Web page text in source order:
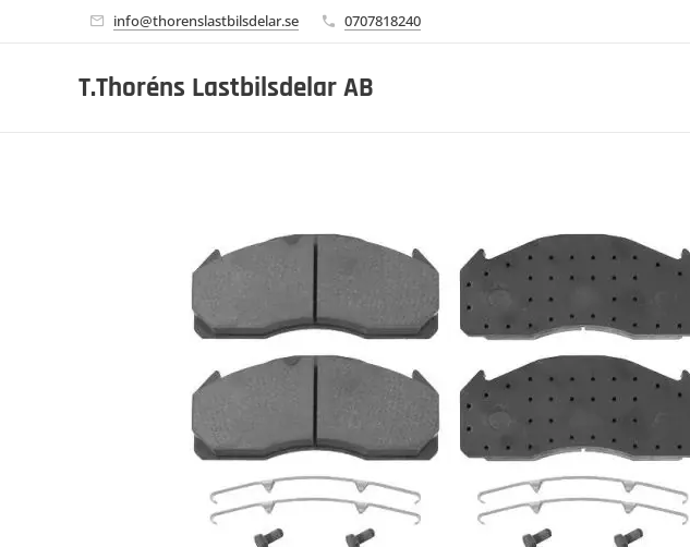
info@thorenslastbilsdelar.se 0707818240
T.Thoréns Lastbilsdelar AB